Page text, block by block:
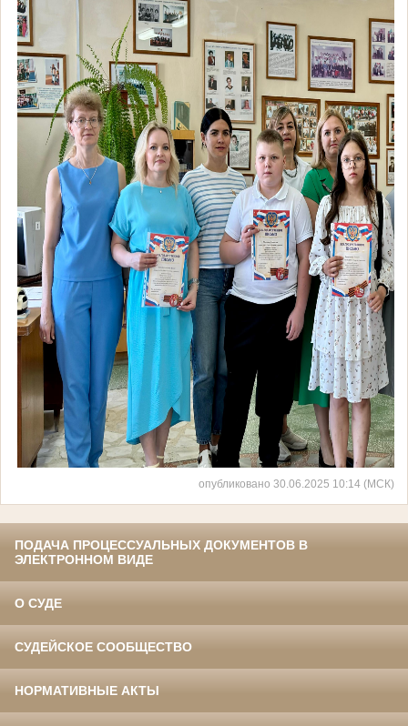
опубликовано 30.06.2025 10:14 (МСК)
ПОДАЧА ПРОЦЕССУАЛЬНЫХ ДОКУМЕНТОВ В
ЭЛЕКТРОННОМ ВИДЕ
О СУДЕ
СУДЕЙСКОЕ СООБЩЕСТВО
НОРМАТИВНЫЕ АКТЫ